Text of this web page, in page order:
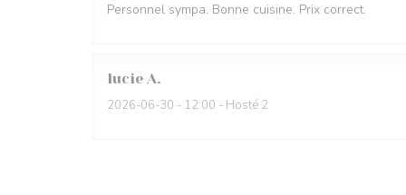
Personnel sympa. Bonne cuisine. Prix correct.
lucie A
2026-06-30 - 12:00 - Hosté 2